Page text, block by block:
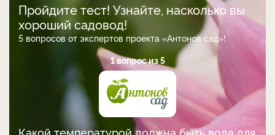
Пройдите тест! Узнайте, насколько вы
хороший садовод!
5 вопросов от экспертов проекта «Антонов сад»!
1 вопрос из 5